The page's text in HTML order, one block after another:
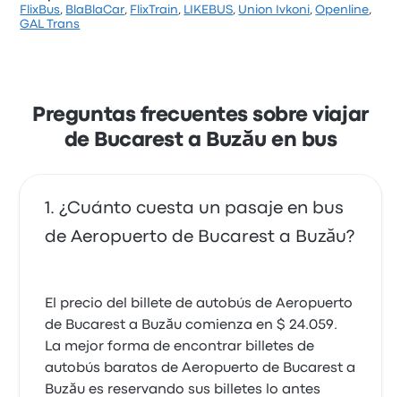
Casi me quedo fuera..
3.0 de 5 estrellas
Según 60 reseñas, la empresa recibió una
GAL Trans para este viaje salen desde $ 66.733
FlixBus, BlaBlaCar, FlixTrain, LIKEBUS, Union Ivkoni,Openline,
GAL Trans
Preguntas frecuentes sobre viajar
de Bucarest a Buzău en bus
¿Cuánto cuesta un pasaje en bus
de Aeropuerto de Bucarest a Buzău?
El precio del billete de autobús de Aeropuerto
de Bucarest a Buzău comienza en $ 24.059.
La mejor forma de encontrar billetes de
autobús baratos de Aeropuerto de Bucarest a
Buzău es reservando sus billetes lo antes